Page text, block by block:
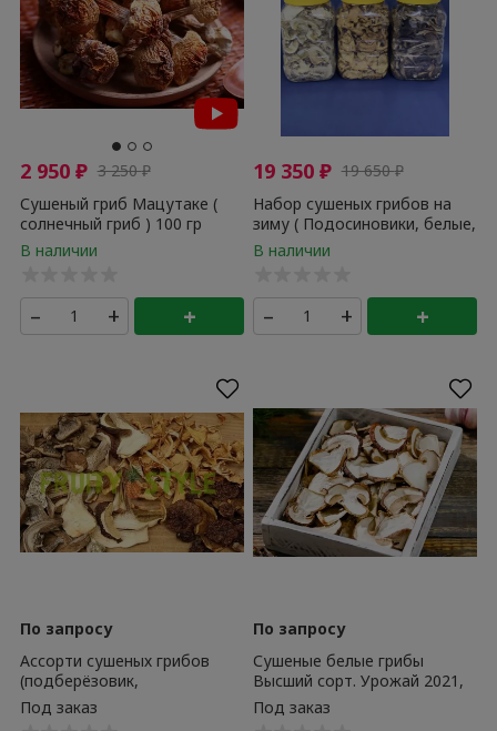
2 950₽ 3 250₽
Сушеный гриб Мацутаке (
солнечный гриб ) 100 гр
– + +
19 350₽ 19 650₽
Набор сушеных грибов на
зиму ( Подосиновики, белые,
лисички ) ПРЕМИУМ
– + +
По запросу
Ассорти сушеных грибов
(подберёзовик,
подосиновик, лисички) 80 г
По запросу
Сушеные белые грибы
Высший сорт. Урожай 2021,
500 г